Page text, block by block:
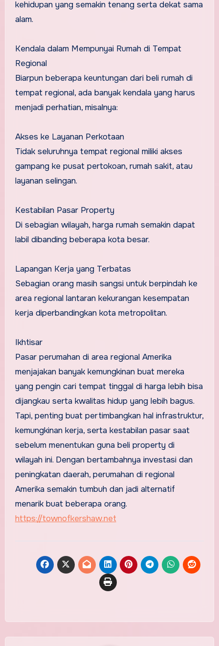
kehidupan yang semakin tenang serta dekat sama
alam.
Kendala dalam Mempunyai Rumah di Tempat
Regional
Biarpun beberapa keuntungan dari beli rumah di
tempat regional, ada banyak kendala yang harus
menjadi perhatian, misalnya:
Akses ke Layanan Perkotaan
Tidak seluruhnya tempat regional miliki akses
gampang ke pusat pertokoan, rumah sakit, atau
layanan selingan.
Kestabilan Pasar Property
Di sebagian wilayah, harga rumah semakin dapat
labil dibanding beberapa kota besar.
Lapangan Kerja yang Terbatas
Sebagian orang masih sangsi untuk berpindah ke
area regional lantaran kekurangan kesempatan
kerja diperbandingkan kota metropolitan.
Ikhtisar
Pasar perumahan di area regional Amerika
menjajakan banyak kemungkinan buat mereka
yang pengin cari tempat tinggal di harga lebih bisa
dijangkau serta kwalitas hidup yang lebih bagus.
Tapi, penting buat pertimbangkan hal infrastruktur,
kemungkinan kerja, serta kestabilan pasar saat
sebelum menentukan guna beli property di
wilayah ini. Dengan bertambahnya investasi dan
peningkatan daerah, perumahan di regional
Amerika semakin tumbuh dan jadi alternatif
menarik buat beberapa orang.
https://townofkershaw.net